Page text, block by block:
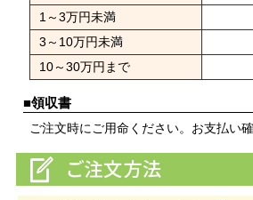
1～3万円未満
3～10万円未満
10～30万円まで
■領収書
ご注文時にご用命ください。お支払い